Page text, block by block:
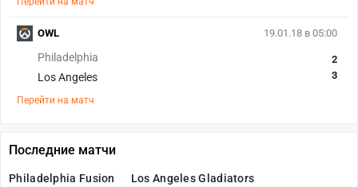
19.01.18 в 05:00
Philadelphia
Los Angeles
2
3
Перейти на матч
OWL
Последние матчи
Philadelphia Fusion Los Angeles Gladiators